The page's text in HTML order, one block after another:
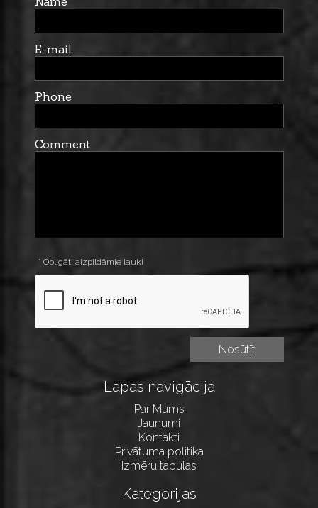
E-mail
Phone
Comment
* Obligāti aizpildāmie lauki
Lapas navigācija
Par Mums
Jaunumi
Kontakti
Privātuma politika
Izmēru tabulas
Kategorijas